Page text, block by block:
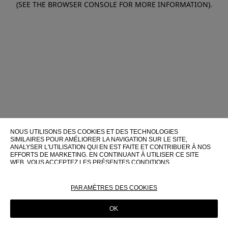
(SEE THE BROWSER CONSOLE FOR MORE INFORMATION).
NOUS UTILISONS DES COOKIES ET DES TECHNOLOGIES
SIMILAIRES POUR AMÉLIORER LA NAVIGATION SUR LE SITE,
ANALYSER L'UTILISATION QUI EN EST FAITE ET CONTRIBUER À NOS
EFFORTS DE MARKETING. EN CONTINUANT À UTILISER CE SITE
WEB, VOUS ACCEPTEZ LES PRÉSENTES CONDITIONS
POUR PLUS D'INFORMATIONS SUR CES TECHNOLOGIES ET LEUR
UTILISATION SUR CE SITE WEB, VEUILLEZ CONSULTER NOTRE
POLITIQUE EN MATIÈRE DE COOKIES
PARAMÈTRES DES COOKIES
OK